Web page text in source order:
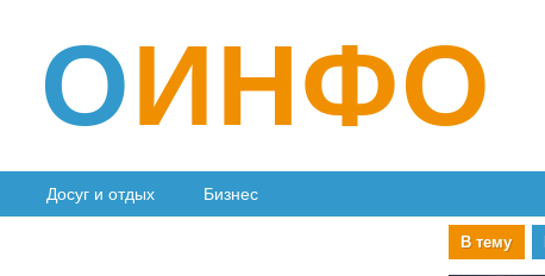
ОИНФО
Досуг и отдых Бизнес
В тему